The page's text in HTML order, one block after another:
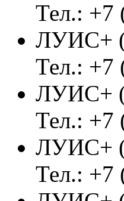
Тел.: +7
ЛУИС+
Тел.: +7
ЛУИС+
Тел.: +7
ЛУИС+
Тел.: +7